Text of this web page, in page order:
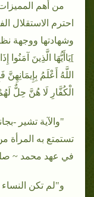
من أهم المميزات
احترم الاستقلال
وشهادتها ووجهة
]يَاأَيُّهَا الَّذِينَ
اللَّهُ أَعْلَمُ
الْكُفَّارِ لَا هُنَّ حِلٌّ
"والآية تشير -
تستمتع به المرأة
في عهد محمد ~
و"لم تكن